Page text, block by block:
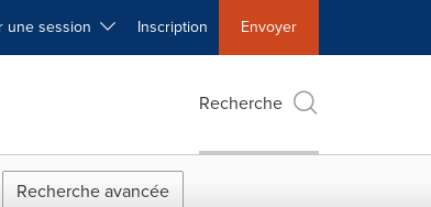
une session Inscription Envoyer
Recherche
Recherche avancée